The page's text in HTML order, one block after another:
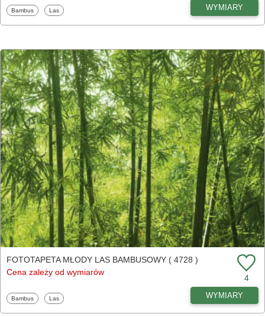
Fototapety
Bambus Fototapety
Las WYMIARY
FOTOTAPETA MŁODY LAS BAMBUSOWY ( 4728 )
Cena zależy od wymiarów
4
Fototapety
Bambus Fototapety
Las WYMIARY